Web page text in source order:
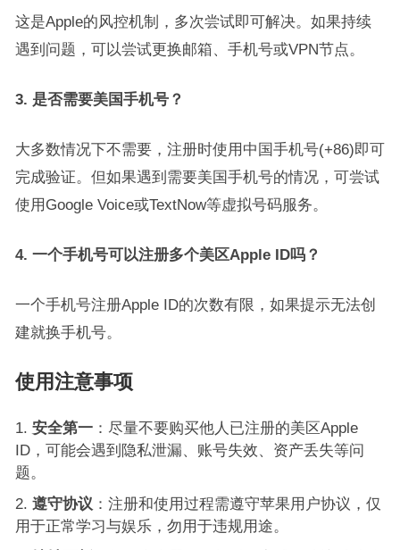
这是Apple的风控机制，多次尝试即可解决。如果持续
遇到问题，可以尝试更换邮箱、手机号或VPN节点。
3. 是否需要美国手机号？
大多数情况下不需要，注册时使用中国手机号(+86)即可
完成验证。但如果遇到需要美国手机号的情况，可尝试
使用Google Voice或TextNow等虚拟号码服务。
4. 一个手机号可以注册多个美区Apple ID吗？
一个手机号注册Apple ID的次数有限，如果提示无法创
建就换手机号。
使用注意事项
安全第一：尽量不要购买他人已注册的美区Apple
ID，可能会遇到隐私泄漏、账号失效、资产丢失等问
题。
遵守协议 ：注册和使用过程需遵守苹果用户协议，仅
用于正常学习与娱乐，勿用于违规用途。